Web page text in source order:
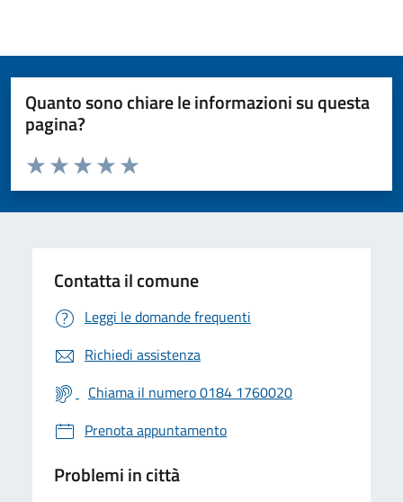
Quanto sono chiare le informazioni su questa
pagina?
Valuta da 1 a 5 stelle la pagina
Valuta 5 stelle su 5
Valuta 4 stelle su 5
Valuta 3 stelle su 5
Valuta 2 stelle su 5
Valuta 1 stelle su 5
Contatta il comune
Leggi le domande frequenti
Richiedi assistenza
Chiama il numero 0184 1760020
Prenota appuntamento
Problemi in città